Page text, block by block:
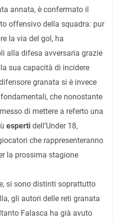
annata, è confermato il
offensivo della squadra: pur
la via del gol, ha
alla difesa avversaria grazie
sua capacità di incidere
granata si è invece
che nonostante
di mettere a referto una
esperti dell’Under 18,
che rappresenteranno
la prossima stagione
si sono distinti soprattutto
gli autori delle reti granata
Falasca ha già avuto